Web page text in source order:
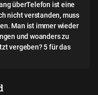
überTelefon ist eine
nicht verstanden, muss
Man ist immer wieder
und woanders zu
vergeben? 5 für das